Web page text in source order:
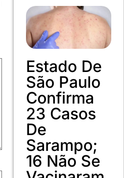
Estado De
São Paulo
Confirma
23 Casos
De
Sarampo;
16 Não Se